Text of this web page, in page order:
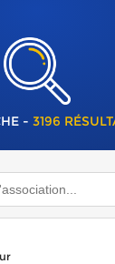
- 3196